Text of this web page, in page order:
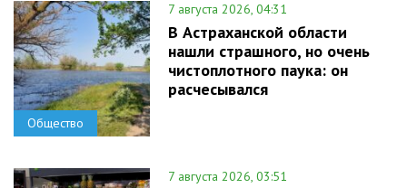
Общество
7 августа 2026, 04:31
В Астраханской области
нашли страшного, но очень
чистоплотного паука: он
расчесывался
7 августа 2026, 03:51